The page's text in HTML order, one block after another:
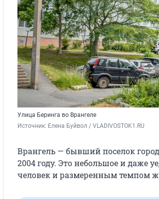
Улица Беринга во Врангеле
Источник: Елена Буйвол / VLADIVOSTOK1.RU
Врангель — бывший поселок
2004 году. Это небольшое и даже
человек и размеренным темпом